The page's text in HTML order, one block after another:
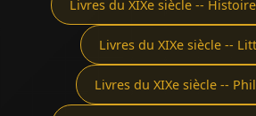
Livres du XIXe siècle --
Livres du XIXe siècle --
Livres du XIXe siècle --